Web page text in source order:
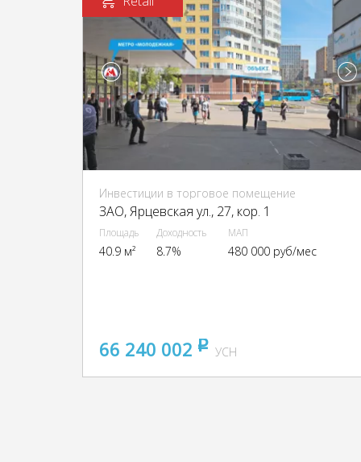
Инвестиции в торговое помещение
ЗАО, Ярцевская ул., 27, кор. 1
Площадь
40.9 м²
Доходность
8.7%
МАП
480 000 руб/мес
66 240 002 pуб
УСН